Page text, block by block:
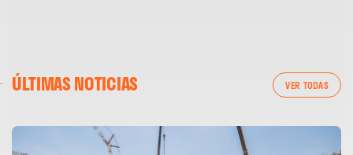
ÚLTIMAS NOTICIAS VER TODAS